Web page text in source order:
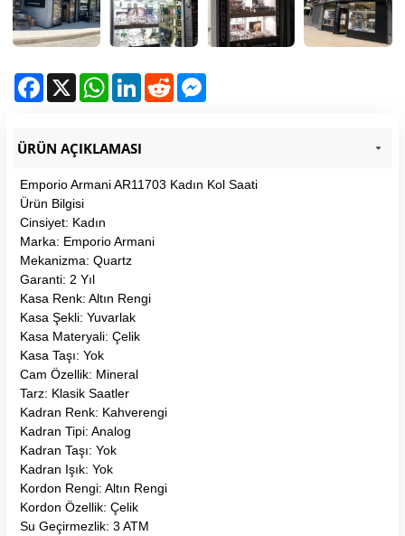
Facebook
X WhatsAppLinkedInReddit
ÜRÜN AÇIKLAMASI
Emporio Armani AR11703 Kadın Kol Saati
Ürün Bilgisi
Cinsiyet: Kadın
Marka: Emporio Armani
Mekanizma: Quartz
Garanti: 2 Yıl
Kasa Renk: Altın Rengi
Kasa Şekli: Yuvarlak
Kasa Materyali: Çelik
Kasa Taşı: Yok
Cam Özellik: Mineral
Tarz: Klasik Saatler
Kadran Renk: Kahverengi
Kadran Tipi: Analog
Kadran Taşı: Yok
Kadran Işık: Yok
Kordon Rengi: Altın Rengi
Kordon Özellik: Çelik
Su Geçirmezlik: 3 ATM